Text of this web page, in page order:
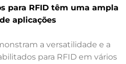
para RFID têm uma ampla
aplicações
a versatilidade e a
para RFID em vários